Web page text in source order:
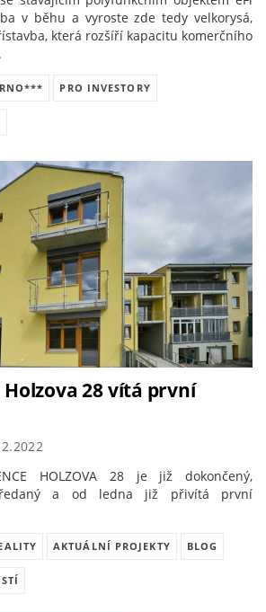
v běhu a vyroste zde tedy velkorysá,
která rozšíří kapacitu komerčního
PRO INVESTORY
Holzova 28 vítá první
HOLZOVA 28 je již dokončený,
a od ledna již přivítá první
AKTUÁLNÍ PROJEKTY BLOG